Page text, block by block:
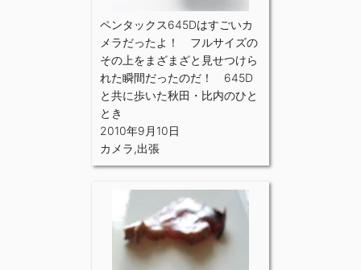
ペンタックス645Dはすごいカ
メラだったよ！ フルサイズの
その上をまざまざと見せつけら
れた瞬間だったのだ！ 645D
と共に歩いた秋田・比内のひと
とき
2010年9月10日
カメラ,出張